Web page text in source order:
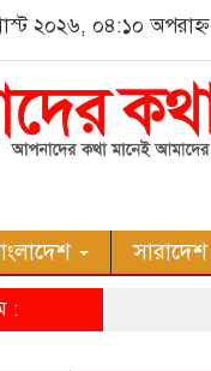
২০২৬, ০৪:১০ অপরাহ্ন
সারাদেশ
: